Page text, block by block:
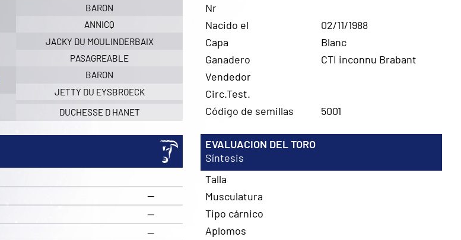
BARON
ANNICQ
JACKY DU MOULINDERBAIX
PASAGREABLE
BARON
JETTY DU EYSBROECK
DUCHESSE D HANET
—
—
—
Nr
Nacido el
02/11/1988
Capa
Blanc
Ganadero
CTI inconnu Brabant
Vendedor
Circ.Test.
Código de semillas
5001
EVALUACION DEL TORO
Síntesis
Talla
Musculatura
Tipo cárnico
Aplomos